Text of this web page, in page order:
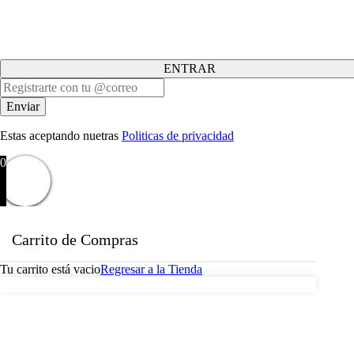
ENTRAR
Estas aceptando nuetras Politicas de privacidad
0
Carrito de Compras
Tu carrito está vacioRegresar a la Tienda